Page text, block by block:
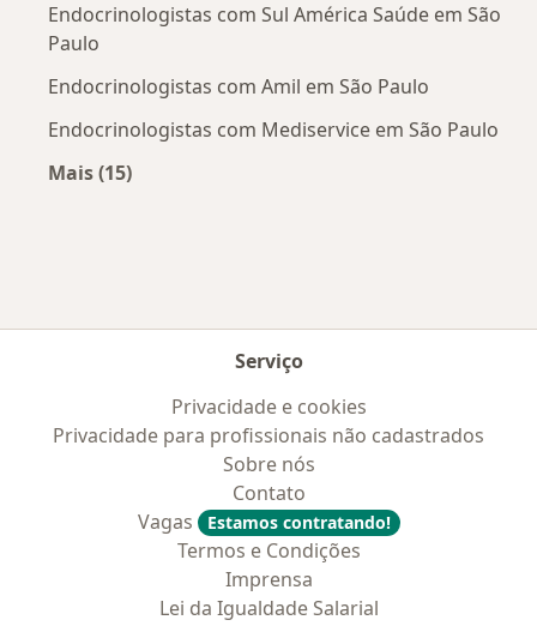
Endocrinologistas com Sul América Saúde em São
Paulo
Endocrinologistas com Amil em São Paulo
Endocrinologistas com Mediservice em São Paulo
Mais (15)
Serviço
Privacidade e cookies
Privacidade para profissionais não cadastrados
Sobre nós
Contato
Vagas
Estamos contratando!
Termos e Condições
Imprensa
Lei da Igualdade Salarial